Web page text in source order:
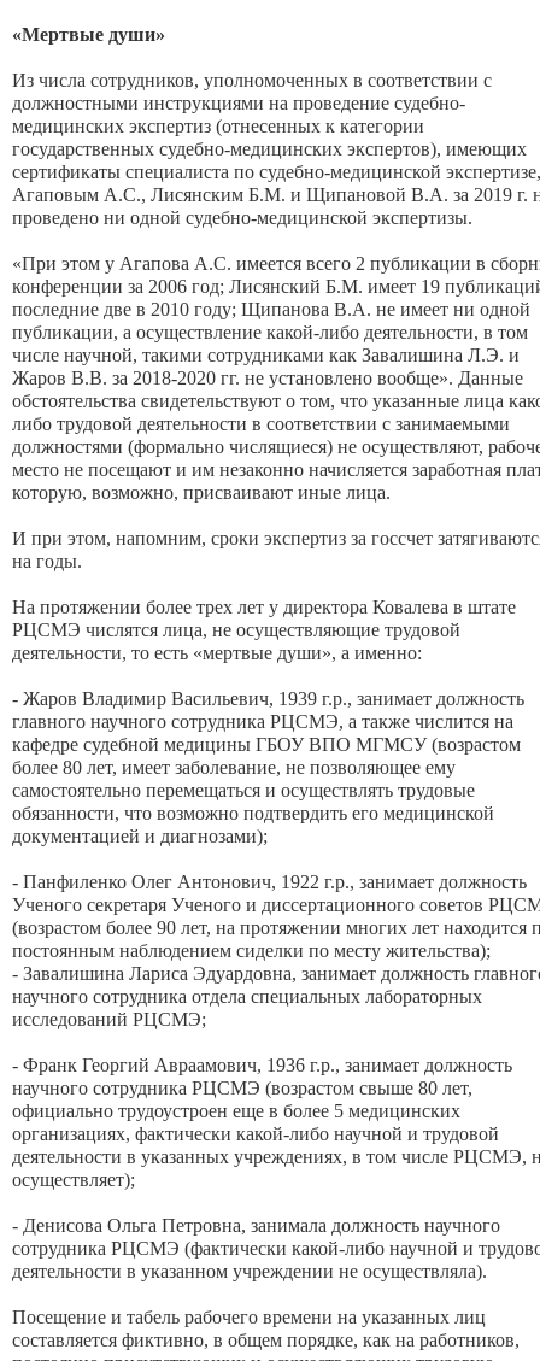
«Мертвые души»
Из числа сотрудников, уполномоченных в соответствии с
должностными инструкциями на проведение судебно-
медицинских экспертиз (отнесенных к категории
государственных судебно-медицинских экспертов), имеющих
сертификаты специалиста по судебно-медицинской
Агаповым А.С., Лисянским Б.М. и Щипановой В.А. за 2019 г.
проведено ни одной судебно-медицинской экспертизы.
«При этом у Агапова А.С. имеется всего 2 публикации в
конференции за 2006 год; Лисянский Б.М. имеет 19
последние две в 2010 году; Щипанова В.А. не имеет ни одной
публикации, а осуществление какой-либо деятельности, в том
числе научной, такими сотрудниками как Завалишина Л.Э. и
Жаров В.В. за 2018-2020 гг. не установлено вообще». Данные
обстоятельства свидетельствуют о том, что указанные лица
либо трудовой деятельности в соответствии с занимаемыми
должностями (формально числящиеся) не осуществляют,
место не посещают и им незаконно начисляется заработная
которую, возможно, присваивают иные лица.
И при этом, напомним, сроки экспертиз за госсчет
на годы.
На протяжении более трех лет у директора Ковалева в штате
РЦСМЭ числятся лица, не осуществляющие трудовой
деятельности, то есть «мертвые души», а именно:
- Жаров Владимир Васильевич, 1939 г.р., занимает должность
главного научного сотрудника РЦСМЭ, а также числится на
кафедре судебной медицины ГБОУ ВПО МГМСУ (возрастом
более 80 лет, имеет заболевание, не позволяющее ему
самостоятельно перемещаться и осуществлять трудовые
обязанности, что возможно подтвердить его медицинской
документацией и диагнозами);
- Панфиленко Олег Антонович, 1922 г.р., занимает должность
Ученого секретаря Ученого и диссертационного советов
(возрастом более 90 лет, на протяжении многих лет находится
постоянным наблюдением сиделки по месту жительства);
- Завалишина Лариса Эдуардовна, занимает должность
научного сотрудника отдела специальных лабораторных
исследований РЦСМЭ;
- Франк Георгий Авраамович, 1936 г.р., занимает должность
научного сотрудника РЦСМЭ (возрастом свыше 80 лет,
официально трудоустроен еще в более 5 медицинских
организациях, фактически какой-либо научной и трудовой
деятельности в указанных учреждениях, в том числе РЦСМЭ,
осуществляет);
- Денисова Ольга Петровна, занимала должность научного
сотрудника РЦСМЭ (фактически какой-либо научной и
деятельности в указанном учреждении не осуществляла).
Посещение и табель рабочего времени на указанных лиц
составляется фиктивно, в общем порядке, как на работников,